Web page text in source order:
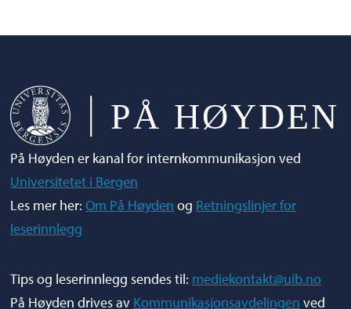
På Høyden er kanal for internkommunikasjon ved
Universitetet i Bergen
Les mer her:Om På Høyden og Retningslinjer for
leserinnlegg
Tips og leserinnlegg sendes til: mediekontakt@uib.no
På Høyden drives av Kommunikasjonsavdelingen ved